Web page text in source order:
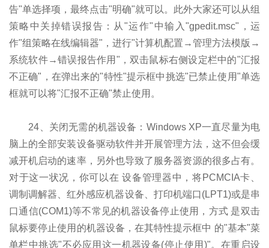
告"单选择项，最终点击"明确"就可以。此外大家还可以从组
策略中关掉错误报告：从"运作"中输入"gpedit.msc"，运
作"组策略在线编辑器"，进行"计算机配置→管理方法模版→
系统软件→错误报告作用"，双击鼠标右侧设定栏中的"汇报
不正确"，在弹出来的"特性"提示框中挑选"已禁止使用"单选
框就可以将"汇报不正确"禁止使用。
24、关闭无需的机器设备：Windows XP一直尽量为电
脑上的全部安装设备驱动软件并开展管理方法，这不但会缓
减开机启动的速率，另外也导致了服务器资源的很多占有。
对于这一状况，你可以在 设备管理器中，将PCMCIA卡、
调制调解器、红外感应机器设备、打印机端口(LPT1)或是串
口通信(COM1)等不常见的机器设备停止使用，方式 是双击
鼠标要停止使用的机器设备，在其特性提示框中 的"基本"菜
单栏中挑选"不必应用这一机器设备(停止使用)"。在重启设